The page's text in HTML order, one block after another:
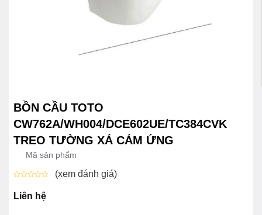
BỒN CẦU TOTO
CW762A/WH004/DCE602UE/TC384CVK
TREO TƯỜNG XẢ CẢM ỨNG
Mã sản phẩm
xếp
hạng
(xem đánh giá)
Liên hệ